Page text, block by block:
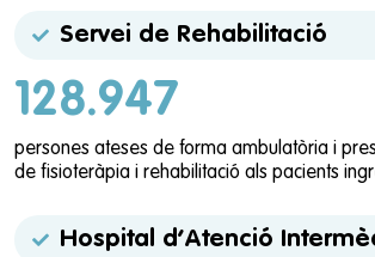
Servei de Rehabilitació
persones ateses de forma ambulatòria i
de fisioteràpia i rehabilitació als pacients
128.947
Hospital d’Atenció